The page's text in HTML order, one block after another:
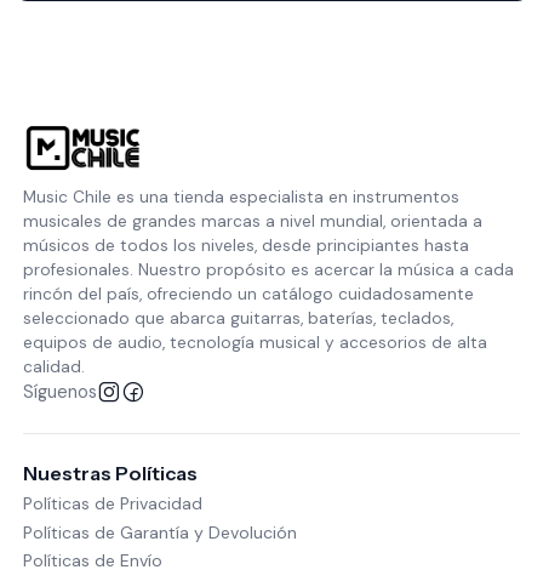
Music Chile es una tienda especialista en instrumentos
musicales de grandes marcas a nivel mundial, orientada a
músicos de todos los niveles, desde principiantes hasta
profesionales. Nuestro propósito es acercar la música a cada
rincón del país, ofreciendo un catálogo cuidadosamente
seleccionado que abarca guitarras, baterías, teclados,
equipos de audio, tecnología musical y accesorios de alta
calidad.
Síguenos
Nuestras Políticas
Políticas de Privacidad
Políticas de Garantía y Devolución
Políticas de Envío